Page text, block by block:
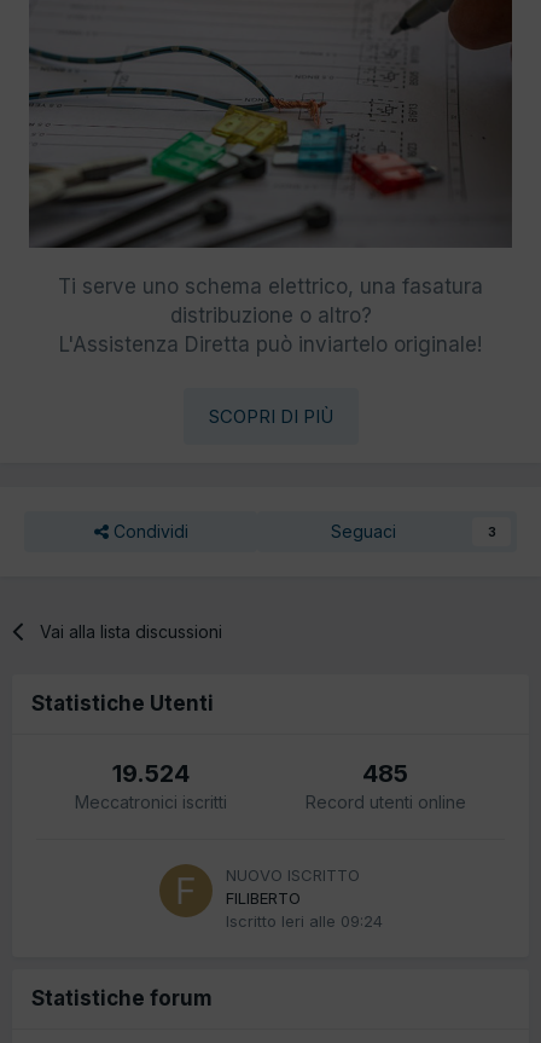
Ti serve uno schema elettrico, una fasatura
distribuzione o altro?
L'Assistenza Diretta può inviartelo originale!
SCOPRI DI PIÙ
Condividi Seguaci 3
Vai alla lista discussioni
Statistiche Utenti
19.524
Meccatronici iscritti
485
Record utenti online
NUOVO ISCRITTO
FILIBERTO
Iscritto Ieri alle 09:24
Statistiche forum